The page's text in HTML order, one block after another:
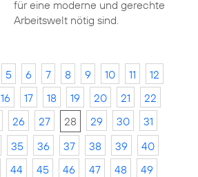
für eine moderne und gerechte
Arbeitswelt nötig sind.
5 6 7 8 9 10 11
12
16 17 18 19 20 21
22
26 27 28 29 30
31
35 36 37 38 39
40
44 45 46 47 48
49